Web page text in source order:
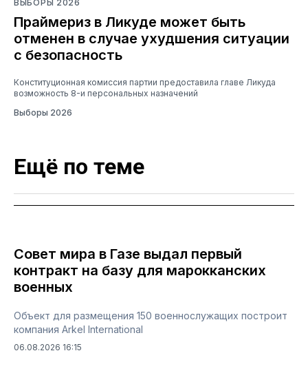
ВЫБОРЫ 2026
Праймериз в Ликуде может быть
отменен в случае ухудшения ситуации
с безопасность
Конституционная комиссия партии предоставила главе Ликуда
возможность 8-и персональных назначений
Выборы 2026
Ещё по теме
Совет мира в Газе выдал первый
контракт на базу для марокканских
военных
Объект для размещения 150 военнослужащих построит
компания Arkel International
06.08.2026 16:15